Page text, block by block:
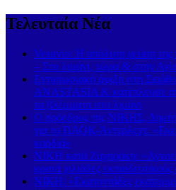
Τελευταία Νέα
Vesuvio: Η απόλυτη γεύση της
– Στο λιμάνι, τώρα & στην
Εντυπωσιακή άφιξη στη
ANASTASIA K κατέπλευσε
τα βλέμματα στο λιμάνι
Ο πρόεδρος της ΝΙΚΗΣ,
για το ΠΑΟΚ-Άντερλεχτ:
καρδιά»
ΝΙΚΗ κατά Ζαχαράκη:
κρατά χιλιάδες
ΝΙΚΗ: «Εκατοντάδες